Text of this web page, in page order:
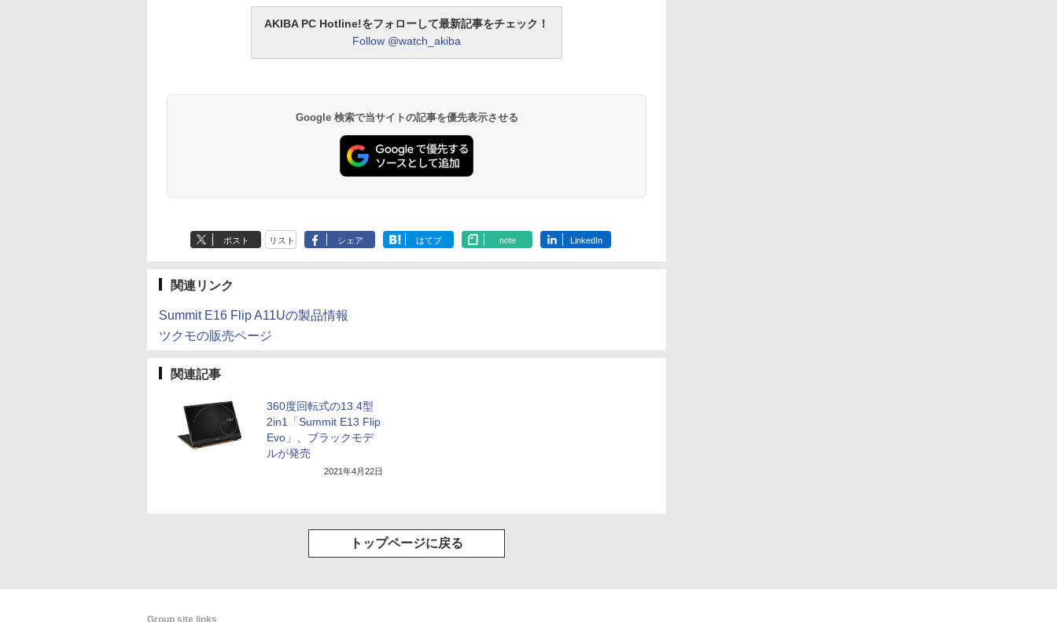
AKIBA PC Hotline!をフォローして最新記事をチェック！
Follow @watch_akiba
Google 検索で当サイトの記事を優先表示させる
ポスト リスト シェア はてブ note LinkedIn
関連リンク
Summit E16 Flip A11Uの製品情報
ツクモの販売ページ
関連記事
360度回転式の13.4型
2in1「Summit E13 Flip
Evo」、ブラックモデ
ルが発売
2021年4月22日
トップページに戻る